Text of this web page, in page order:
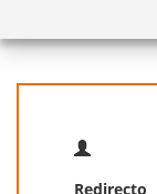
Redirecto